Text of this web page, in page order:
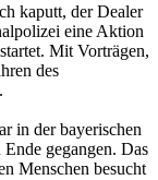
kaputt, der Dealer
eine Aktion
Mit Vorträgen,
des
in der bayerischen
gegangen. Das
Menschen besucht